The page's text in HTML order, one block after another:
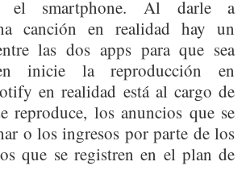
el smartphone. Al darle a
canción en realidad hay un
las dos apps para que sea
inicie la reproducción en
en realidad está al cargo de
reproduce, los anuncios que se
o los ingresos por parte de los
que se registren en el plan de